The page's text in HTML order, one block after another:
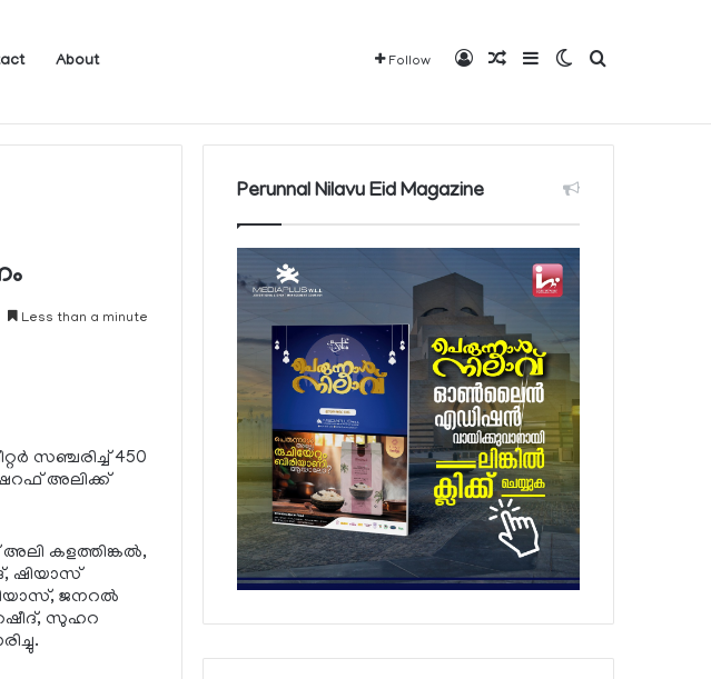
About Follow Log InRandom Article
SidebarSwitch skin
Search for
Less than a minute
സഞ്ചരിച്ച് 450
അലിക്ക്
കളത്തിങ്കല്‍,
ഷിയാസ്
ജനറല്‍
സുഹറ
Perunnal Nilavu Eid Magazine